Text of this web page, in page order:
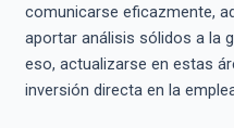
comunicarse eficazmente,
aportar análisis sólidos a la
eso, actualizarse en estas
inversión directa en la